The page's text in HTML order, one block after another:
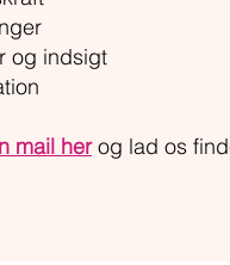
og indsigt
mail her og lad os